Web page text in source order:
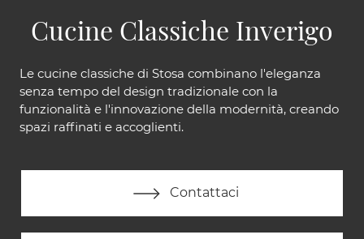
Cucine Classiche Inverigo
Le cucine classiche di Stosa combinano l'eleganza
senza tempo del design tradizionale con la
funzionalità e l'innovazione della modernità, creando
spazi raffinati e accoglienti.
Contattaci